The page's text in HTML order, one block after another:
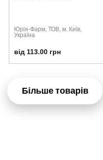
Юрія-Фарм, ТОВ, м. Київ,
Україна
від 113.00 грн
Більше товарів